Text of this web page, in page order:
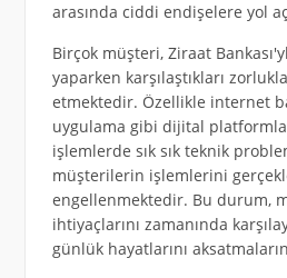
arasında ciddi endişelere yol
Birçok müşteri, Ziraat
yaparken karşılaştıkları
etmektedir. Özellikle internet
uygulama gibi dijital
işlemlerde sık sık teknik
müşterilerin işlemlerini
engellenmektedir. Bu durum,
ihtiyaçlarını zamanında
günlük hayatlarını